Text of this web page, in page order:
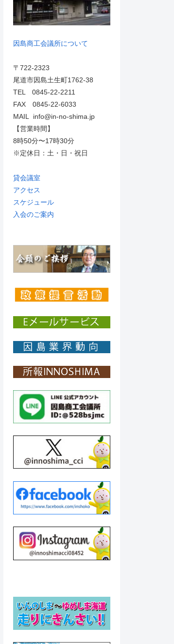
因島商工会議所について
〒722-2323
尾道市因島土生町1762-38
TEL 0845-22-2211
FAX 0845-22-6033
MAIL info@in-no-shima.jp
【営業時間】
8時50分〜17時30分
※定休日：土・日・祝日
貸会議室
アクセス
スケジュール
入会のご案内